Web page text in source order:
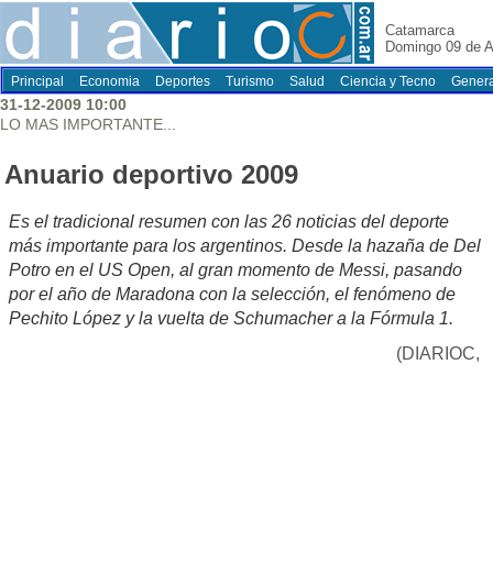
Catamarca
Domingo 09 de
Principal Economia Deportes Turismo Salud Ciencia y Tecno
31-12-2009 10:00
LO MAS IMPORTANTE...
Anuario deportivo 2009
Es el tradicional resumen con las 26 noticias del deporte
más importante para los argentinos. Desde la hazaña de Del
Potro en el US Open, al gran momento de Messi, pasando
por el año de Maradona con la selección, el fenómeno de
Pechito López y la vuelta de Schumacher a la Fórmula 1.
(DIARIOC,